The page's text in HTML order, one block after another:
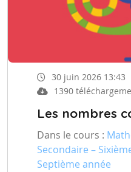
30 juin 2026 13:43
1390
Les nombres
Dans le cours :
Secondaire –
Septième année